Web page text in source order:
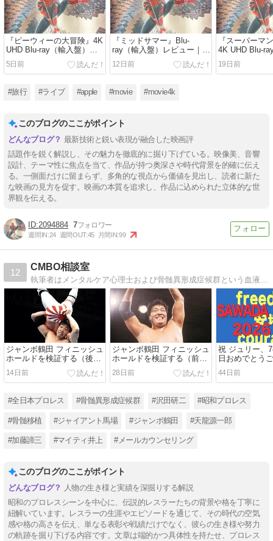
『ピーウィーの大冒険』4K
UHD Blu-ray（輸入盤）レ
ビュー｜盗まれた自転車を
追って全米横断。ティム・
バートンの原点が詰まった
奇想天外なロードムービー
【Dolby Vision / dts-HD
5日前
『ミッドサマー』Blu-
ray（輸入盤）レビュー｜太
陽が沈まない村で、喪失し
た女性が新たな“家族”を得
る。明るさが恐怖を増幅す
HD MA】
12日前
『スーパーマ
4K UHD Blu-
レビュー｜傷
がらも人間を
DCユニバース
19日前
#旅行 #ライブ #apple #movie #movie4k
このブログのここがポイント
最新技術と鋭い表現が融合した映画評
話題作を鋭く解説し、その魅力を徹底的に掘り下げている。映像美、音響
設計、テーマ性に焦点を当て、作品が持つ奥深さや時代背景を的確に伝え
る。一側面だけに留まらず、多角的な視点から価値を見出し、読者に新た
な映画の見方を促す。映画の本質を追求し、作品に込められた立体的な世
界観を伝える。
2094884 7
週間IN:24 週間OUT:45 月間IN:99
12
CMBO相談室
ジャンボ鶴田 フィニッシュ
ホールドを検証する（後
14日前
ジャンボ鶴田 フィニッシュ
ホールドを検証する（前
28日前
祝 ジュリー、
日おめでとう
44日前
#全日本プロレス #骨髄異形成症候群 #沢田研二 #昭和プロレス
#骨髄移植 #ジャイアント馬場 #ジャンボ鶴田 #天龍源一郎
#加藤諦三 #マイティ井上 #メールカウンセリング
このブログのここがポイント
人物の生き様と実績を深掘りする解説
昭和のプロレスシーンを中心に、伝説的レスラーたちの背景や格を丁寧に
紐解いています。レスラーの生涯やエピソードを通じて、その時代の空気
感や格の高さを伝え、単なる表彰や戦績だけでなく、彼らの生き様や努力
の軌跡を掘り下げる内容です。文章は端的かつ具体性を持たせ、プロレス